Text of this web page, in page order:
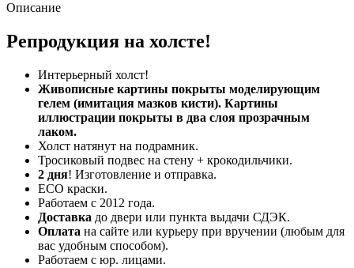
Описание
Репродукция на холсте!
Интерьерный холст!
Живописные картины покрыты моделирующим
гелем (имитация мазков кисти). Картины
иллюстрации покрыты в два слоя прозрачным
лаком.
Холст натянут на подрамник.
Тросиковый подвес на стену + крокодильчики.
2 дня! Изготовление и отправка.
ECO краски.
Работаем с 2012 года.
Доставка до двери или пункта выдачи СДЭК.
Оплата на сайте или курьеру при вручении (любым для
вас удобным способом).
Работаем с юр. лицами.